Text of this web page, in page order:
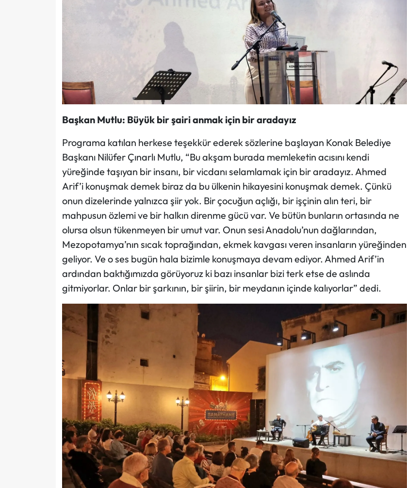
Başkan Mutlu: Büyük bir şairi anmak için bir aradayız
Programa katılan herkese teşekkür ederek sözlerine başlayan Konak Belediye
Başkanı Nilüfer Çınarlı Mutlu, “Bu akşam burada memleketin acısını kendi
yüreğinde taşıyan bir insanı, bir vicdanı selamlamak için bir aradayız. Ahmed
Arif’i konuşmak demek biraz da bu ülkenin hikayesini konuşmak demek. Çünkü
onun dizelerinde yalnızca şiir yok. Bir çocuğun açlığı, bir işçinin alın teri, bir
mahpusun özlemi ve bir halkın direnme gücü var. Ve bütün bunların ortasında ne
olursa olsun tükenmeyen bir umut var. Onun sesi Anadolu’nun dağlarından,
Mezopotamya’nın sıcak toprağından, ekmek kavgası veren insanların yüreğinden
geliyor. Ve o ses bugün hala bizimle konuşmaya devam ediyor. Ahmed Arif’in
ardından baktığımızda görüyoruz ki bazı insanlar bizi terk etse de aslında
gitmiyorlar. Onlar bir şarkının, bir şiirin, bir meydanın içinde kalıyorlar” dedi.